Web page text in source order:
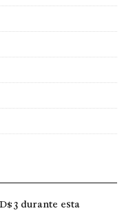
durante esta